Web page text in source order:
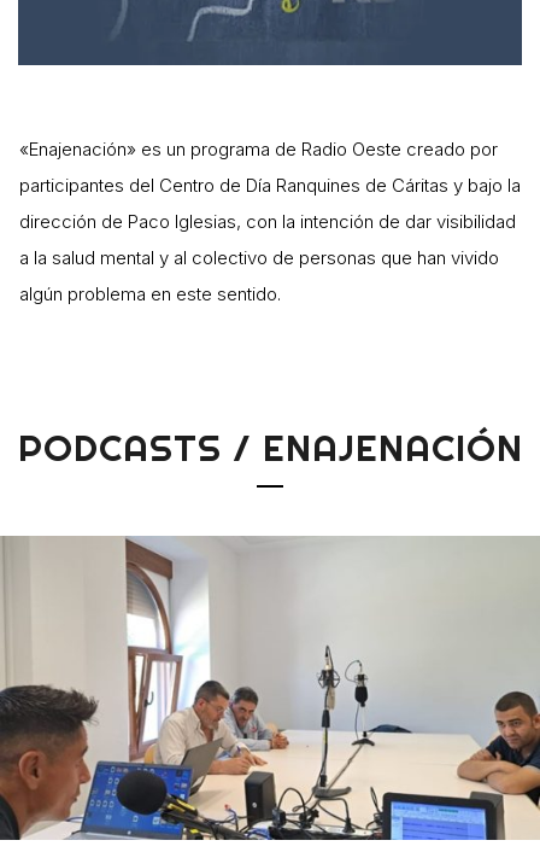
«Enajenación» es un programa de Radio Oeste creado por
participantes del Centro de Día Ranquines de Cáritas y bajo la
dirección de Paco Iglesias, con la intención de dar visibilidad
a la salud mental y al colectivo de personas que han vivido
algún problema en este sentido.
PODCASTS / ENAJENACIÓN